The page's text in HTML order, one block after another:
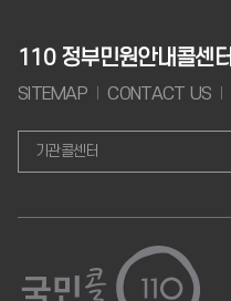
110 정부민원안내콜센터
SITEMAP CONTACT US
기관콜센터